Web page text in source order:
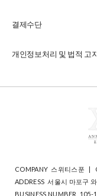
결제수단
개인정보처리 및 법적 고
COMPANY 스위티스푼
ADDRESS 서울시 마포구
BUSINESS NUMBER
105-